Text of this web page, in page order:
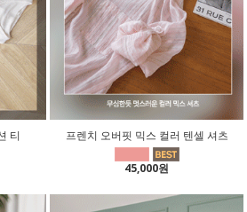
티 프렌치 오버핏 믹스 컬러 텐셀 셔츠
45,000원